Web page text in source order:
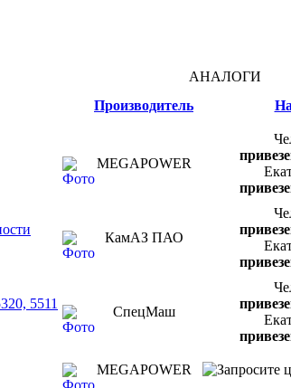
АНАЛОГИ
Производитель
MEGAPOWER
КамАЗ ПАО
5511
СпецМаш
MEGAPOWER